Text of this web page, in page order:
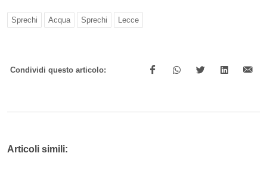
Sprechi Acqua Sprechi Lecce
Condividi questo articolo:
Articoli simili: